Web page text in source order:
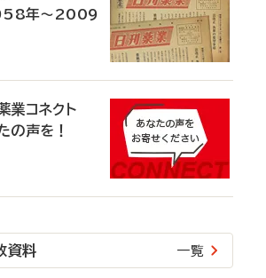
年～2009
業コネクト
の声を！
資料 一覧